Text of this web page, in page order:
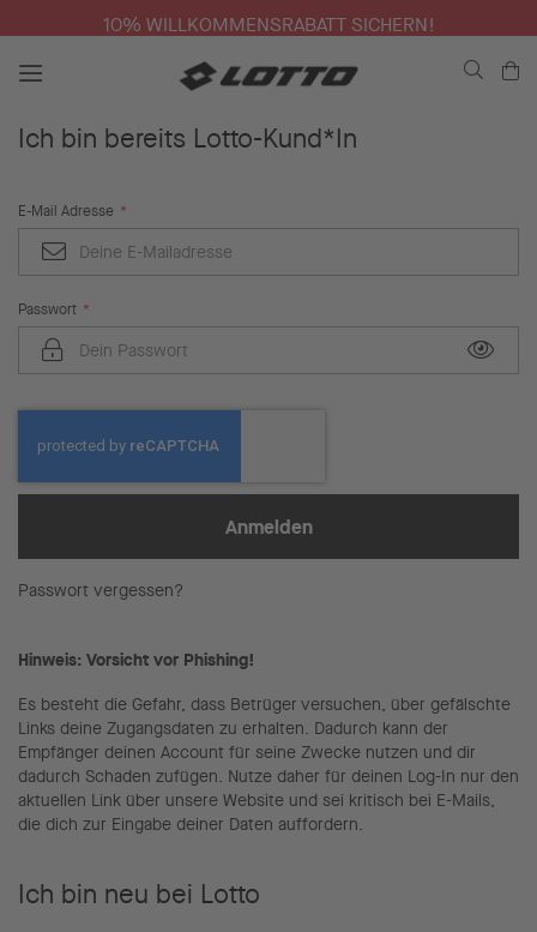
10% WILLKOMMENSRABATT SICHERN!
Ich bin bereits Lotto-Kund*In
E-Mail Adresse
Passwort
Anmelden
Passwort vergessen?
Hinweis: Vorsicht vor Phishing!
Es besteht die Gefahr, dass Betrüger versuchen, über gefälschte
Links deine Zugangsdaten zu erhalten. Dadurch kann der
Empfänger deinen Account für seine Zwecke nutzen und dir
dadurch Schaden zufügen. Nutze daher für deinen Log-In nur den
aktuellen Link über unsere Website und sei kritisch bei E-Mails,
die dich zur Eingabe deiner Daten auffordern.
Ich bin neu bei Lotto